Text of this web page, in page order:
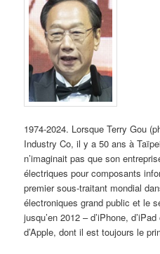
1974-2024. Lorsque Terry Gou
Industry Co, il y a 50 ans à
n’imaginait pas que son
électriques pour composants
premier sous-traitant mondial
électroniques grand public et le
jusqu’en 2012 – d’iPhone,
d’Apple, dont il est toujours le